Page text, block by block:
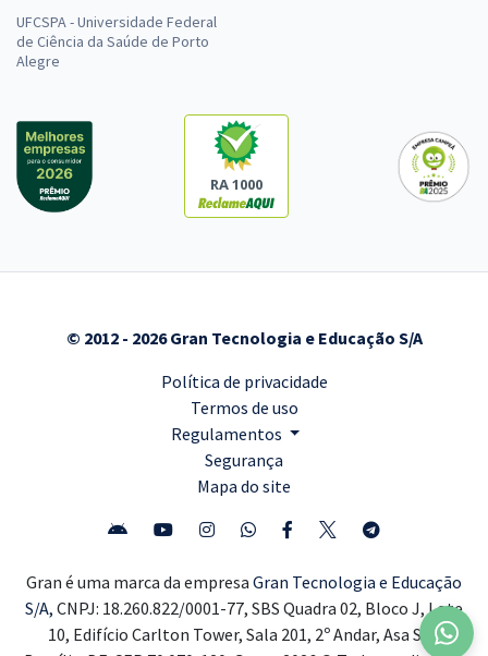
UFCSPA - Universidade Federal
de Ciência da Saúde de Porto
Alegre
RA 1000
© 2012 - 2026 Gran Tecnologia e Educação S/A
Política de privacidade
Termos de uso
Regulamentos
Segurança
Mapa do site
Gran é uma marca da empresa Gran Tecnologia e Educação
S/A, CNPJ: 18.260.822/0001-77, SBS Quadra 02, Bloco J, Lote
10, Edifício Carlton Tower, Sala 201, 2º Andar, Asa Sul,